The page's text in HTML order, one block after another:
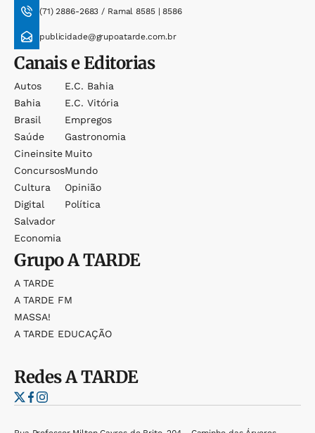
(71) 2886-2683 / Ramal 8585 | 8586
publicidade@grupoatarde.com.br
Canais e Editorias
Autos
Bahia
Brasil
Saúde
Cineinsite
Concursos
Cultura
Digital
Salvador
Economia
E.c. Bahia
E.c. Vitória
Empregos
Gastronomia
Muito
Mundo
Opinião
Política
GrupoA TARDE
A TARDE
A TARDE FM
MASSA!
A TARDE EDUCAÇÃO
RedesA TARDE